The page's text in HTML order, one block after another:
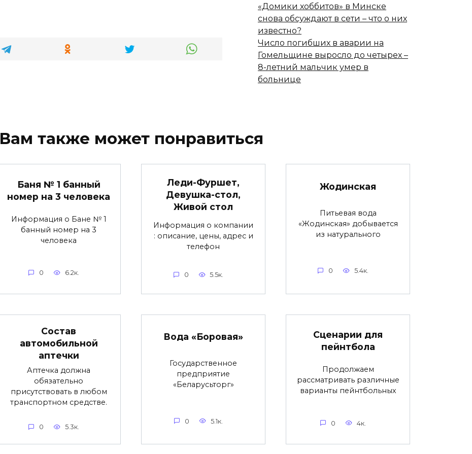
«Домики хоббитов» в Минске
снова обсуждают в сети – что о них
известно?
Число погибших в аварии на
Гомельщине выросло до четырех –
8-летний мальчик умер в
больнице
Вам также может понравиться
Баня № 1 банный
номер на 3 человека
Информация о Бане № 1
банный номер на 3
человека
0 6.2к.
Леди-Фуршет,
Девушка-стол,
Живой стол
Информация о компании
: описание, цены, адрес и
телефон
0 5.5к.
Жодинская
Питьевая вода
«Жодинская» добывается
из натурального
0 5.4к.
Состав
автомобильной
аптечки
Аптечка должна
обязательно
присутствовать в любом
транспортном средстве.
0 5.3к.
Вода «Боровая»
Государственное
предприятие
«Беларусьторг»
0 5.1к.
Сценарии для
пейнтбола
Продолжаем
рассматривать различные
варианты пейнтбольных
0 4к.